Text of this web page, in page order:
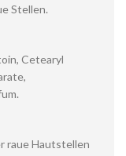
Stellen.
Cetearyl
raue Hautstellen